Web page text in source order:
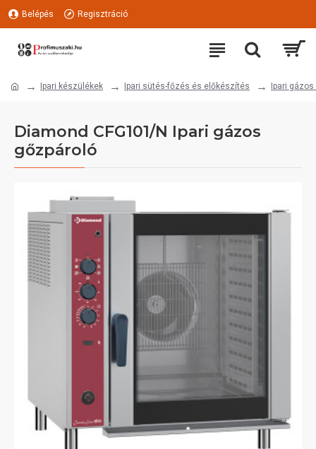
Belépés Regisztráció
Ipari készülékek Ipari sütés-főzés és előkészítés Ipari
Diamond CFG101/N Ipari gázos
gőzpároló